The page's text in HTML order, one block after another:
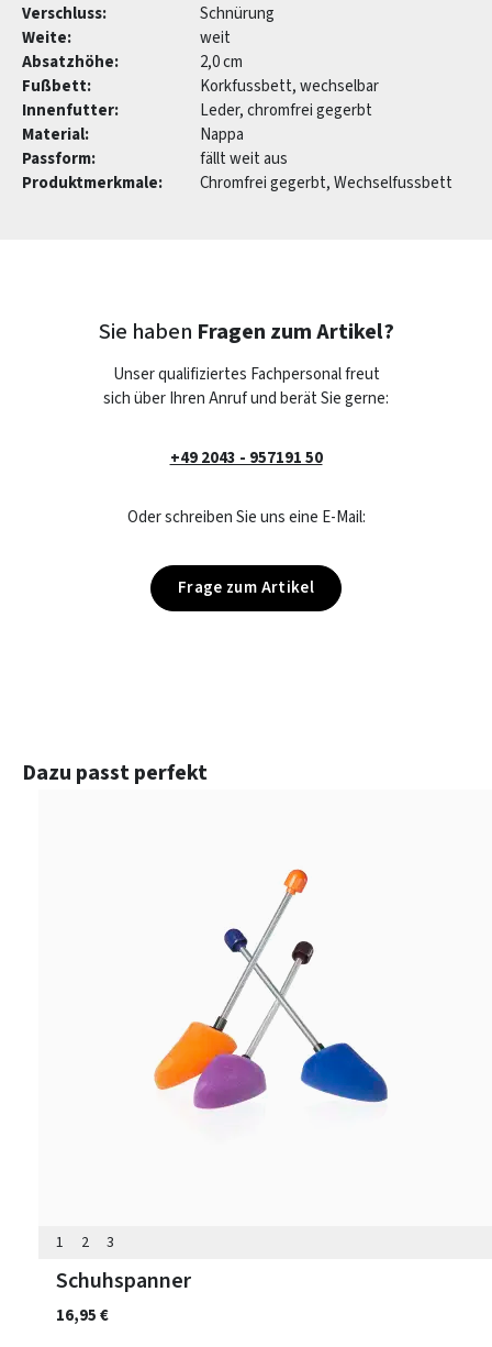
Verschluss:
Schnürung
Weite:
weit
Absatzhöhe:
2,0 cm
Fußbett:
Korkfussbett, wechselbar
Innenfutter:
Leder, chromfrei gegerbt
Material:
Nappa
Passform:
fällt weit aus
Produktmerkmale:
Chromfrei gegerbt, Wechselfussbett
Sie haben Fragen zum Artikel?
Unser qualifiziertes Fachpersonal freut
sich über Ihren Anruf und berät Sie gerne:
+49 2043 - 957191 50
Oder schreiben Sie uns eine E-Mail:
Frage zum Artikel
Produktgalerie überspringen
Dazu passt perfekt
1 2 3
Schuhspanner
16,95 €